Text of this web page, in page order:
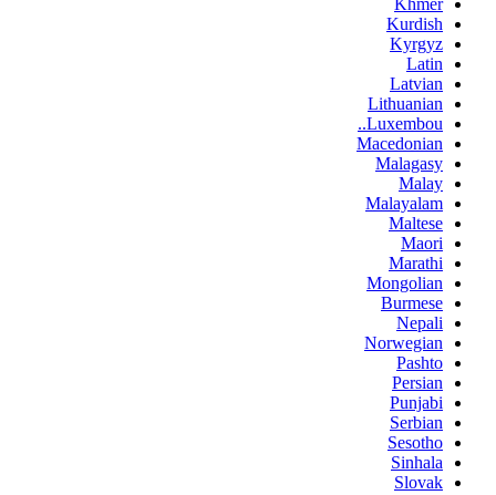
Kurdish
Kyrgyz
Latin
Latvian
Lithuanian
Luxembou..
Macedonian
Malagasy
Malay
Malayalam
Maltese
Maori
Marathi
Mongolian
Burmese
Nepali
Norwegian
Pashto
Persian
Punjabi
Serbian
Sesotho
Sinhala
Slovak